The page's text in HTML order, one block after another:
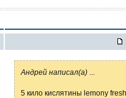
Aндрей написал(а)
5 кило кислятины lemony